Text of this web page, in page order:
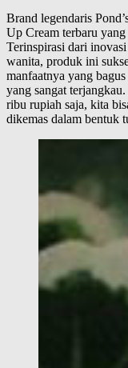
Brand legendaris
Up Cream terbaru
Terinspirasi dari
wanita, produk ini
manfaatnya yang
yang sangat
ribu rupiah saja, kita
dikemas dalam bentuk